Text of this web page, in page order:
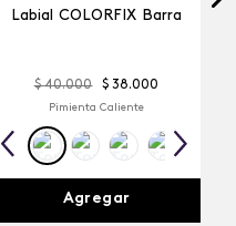
Labial COLORFIX Barra
$ 40.000 $ 38.000
Pimienta Caliente
Agregar